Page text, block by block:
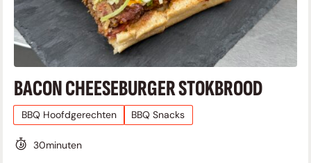
BACON CHEESEBURGER STOKBROOD
BBQ Hoofdgerechten BBQ Snacks
30minuten